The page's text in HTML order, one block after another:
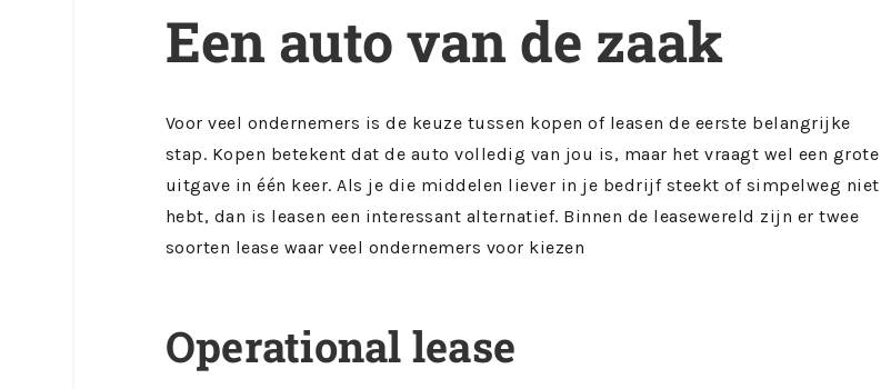
Een auto van de zaak
Voor veel ondernemers is de keuze tussen kopen of leasen de eerste belangrijke
stap. Kopen betekent dat de auto volledig van jou is, maar het vraagt wel een grote
uitgave in één keer. Als je die middelen liever in je bedrijf steekt of simpelweg niet
hebt, dan is leasen een interessant alternatief. Binnen de leasewereld zijn er twee
soorten lease waar veel ondernemers voor kiezen
Operational lease